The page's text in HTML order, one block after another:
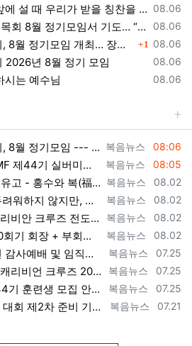
등록일
08.06
때 우리가 받을 칭찬을 생각하라”
등록일
08.06
… “은목회 모든 순서 위에 하나님의 영광 나타나게 하소서”
등록일
08.06
… 장석진 목사 “우리가 받을 칭찬은?” 설교 댓글
1
등록일
08.06
2026년 8월 정기 모임
등록일
08.06
시는 예수님
등록자
복음뉴스 등록일
08:06
" [2026년 8월 7일 금요일 자 뉴욕일보 기사] ==> https…
등록자
복음뉴스 등록일
08:05
7일 금요일 자 뉴욕일보 기사] ==> https://www.bog…
등록자
복음뉴스 등록일
08.02
토요일 자 뉴욕일보 기사] ==> https://www.bogeu…
등록자
복음뉴스 등록일
08.02
의 진보 위해 살아야" [2026년 7월 31일 금요일 자 뉴욕…
등록자
복음뉴스 등록일
08.02
7월 31일 금요일 자 뉴욕일보 기사] ==> https://www.…
등록자
복음뉴스 등록일
08.02
28일 등록 마감, 9월 28일 선거 [2026년 7월 29일…
등록자
복음뉴스 등록일
07.25
섬기는교회, 설립 20주년 감사예배 및 임직식 --- "이제 더 힘차게 창공을 날자" [2026년 7월 25일 토요일 자 뉴욕일보 기사] ==>…
등록자
복음뉴스 등록일
07.25
PMC 온유회 전도여행 - 캐리비언 크루즈 2027 안내 ==> https://www.bogeumnews.com/gnu54/bbs/board.p…
등록자
복음뉴스 등록일
07.25
뉴저지실버미션스쿨 제44기 훈련생 모집 안내 ==> https://www.bogeumnews.com/gnu54/bbs/board.php?bo_t…
등록자
복음뉴스 등록일
07.21
뉴저지교협, 호산나 전도 대회 제2차 준비 기도회 --- "사람이 아니라 하나님께서 일하신다" [2026년 7월 21일 화요일 자 뉴욕일보 기사…